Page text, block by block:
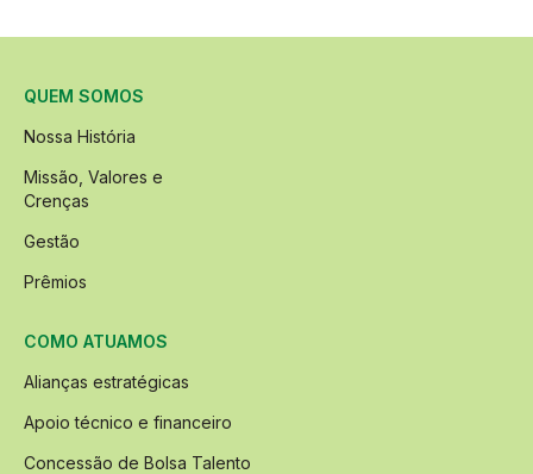
QUEM SOMOS
Nossa História
Missão, Valores e
Crenças
Gestão
Prêmios
COMO ATUAMOS
Alianças estratégicas
Apoio técnico e financeiro
Concessão de Bolsa Talento